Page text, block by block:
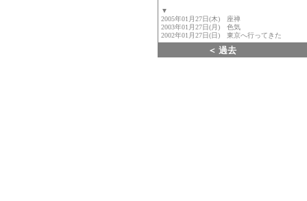
▼
2005年01月27日(木) 座禅
2003年01月27日(月) 色気
2002年01月27日(日) 東京へ行ってきた
＜ 過去